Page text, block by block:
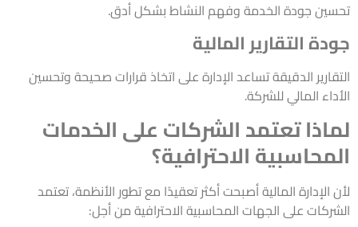
تحسين جودة الخدمة وفهم النشاط بشكل أدق.
جودة التقارير المالية
التقارير الدقيقة تساعد الإدارة على اتخاذ قرارات صحيحة وتحسين
الأداء المالي للشركة.
لماذا تعتمد الشركات على الخدمات
المحاسبية الاحترافية؟
لأن الإدارة المالية أصبحت أكثر تعقيدًا مع تطور الأنظمة، تعتمد
الشركات على الجهات المحاسبية الاحترافية من أجل: